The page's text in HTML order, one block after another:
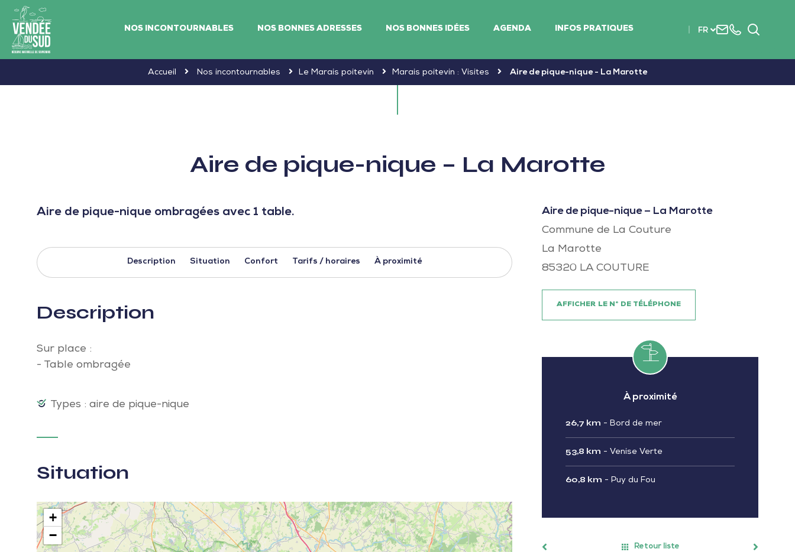
Vendée
NOS INCONTOURNABLES NOS BONNES ADRESSES NOS BONNES IDÉES AGENDA INFOS PRATIQUES FR
Nous+33
Accueil Nos incontournables Le Marais poitevin Marais poitevin : Visites Aire de pique-nique - La Marotte
Aire de pique-nique – La Marotte
Aire de pique-nique ombragées avec 1 table.
Description Situation Confort Tarifs / horaires À proximité
Description
Sur place :
- Table ombragée
Types : aire de pique-nique
Situation
+
−
Aire de pique-nique – La Marotte
Commune de La Couture
La Marotte
85320 LA COUTURE
AFFICHER LE N° DE TÉLÉPHONE
À proximité
26,7 km - Bord de mer
53,8 km - Venise Verte
60,8 km - Puy du Fou
Retour liste